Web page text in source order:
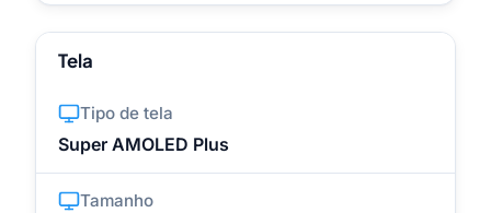
Tela
Tipo de tela
Super AMOLED Plus
Tamanho